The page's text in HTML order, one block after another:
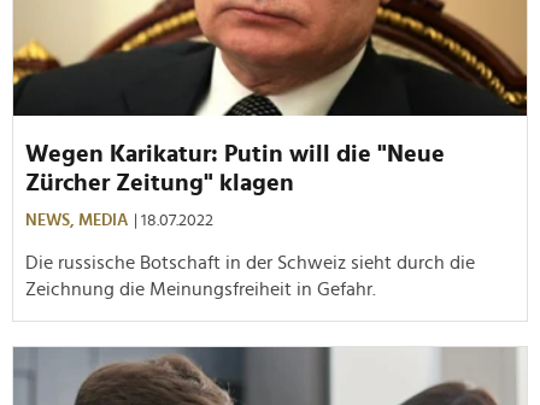
Wegen Karikatur: Putin will die "Neue
Zürcher Zeitung" klagen
NEWS, MEDIA | 18.07.2022
Die russische Botschaft in der Schweiz sieht durch die
Zeichnung die Meinungsfreiheit in Gefahr.